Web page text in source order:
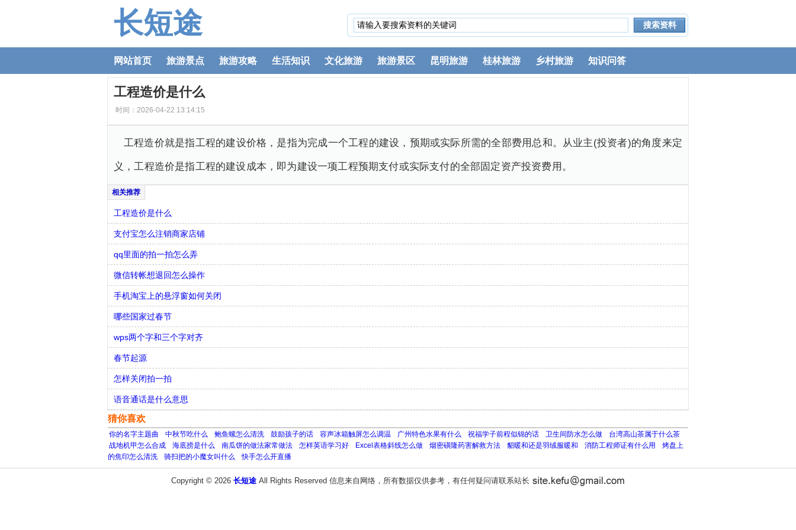
长短途
网站首页 旅游景点 旅游攻略 生活知识 文化旅游 旅游景区 昆明旅游 桂林旅游 乡村旅游 知识问答
工程造价是什么
时间：2026-04-22 13:14:15
工程造价就是指工程的建设价格，是指为完成一个工程的建设，预期或实际所需的全部费用总和。从业主(投资者)的角度来定
义，工程造价是指工程的建设成本，即为建设一项工程预期支付或实际支付的全部固定资产投资费用。
工程造价是什么
支付宝怎么注销商家店铺
qq里面的拍一拍怎么弄
微信转帐想退回怎么操作
手机淘宝上的悬浮窗如何关闭
哪些国家过春节
wps两个字和三个字对齐
春节起源
怎样关闭拍一拍
语音通话是什么意思
猜你喜欢
你的名字主题曲 中秋节吃什么 鲍鱼螺怎么清洗 鼓励孩子的话 容声冰箱触屏怎么调温 广州特色水果有什么 祝福学子前程似锦的话 卫生间防水怎么做
台湾高山茶属于什么茶
战地机甲怎么合成
海底捞是什么 南瓜饼的做法家常做法 怎样英语学习好 Excel表格斜线怎么做 烟密磺隆药害解救方法 貂暖和还是羽绒服暖和 消防工程师证有什么用
烤盘上
的焦印怎么清洗
骑扫把的小魔女叫什么 快手怎么开直播
Copyright © 2026 长短途All Rights Reserved 信息来自网络，所有数据仅供参考，有任何疑问请联系站长